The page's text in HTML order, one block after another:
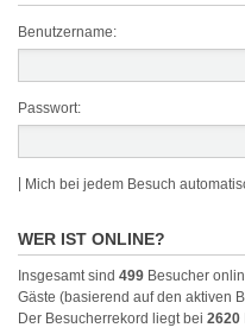
Benutzername:
Passwort:
Mich bei jedem Besuch
WER IST ONLINE?
Insgesamt sind 499 Besucher
Gäste (basierend auf den aktiven
Der Besucherrekord liegt bei 2620